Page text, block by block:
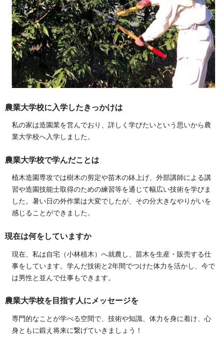
農業大学校に入学したきっかけは
私の家は造園業を営んでおり、詳しく学びたいという思いから農
業大学校へ入学しました。
農業大学校で学んだことは
植木造園専攻では樹木の剪定や苗木の鉢上げ、外部講師による講
習や造園技能士取得のための練習等を通じて幅広い技術を学びま
した。暑い日の外作業は大変でしたが、その分大きなやりがいを
感じることができました。
現在は何をしていますか
現在、私は自宅（小林植木）へ就農し、苗木を生産・販売する仕
事をしています。学んだ技術と2年間でつけた体力を活かし、今で
は男性と並んで仕事もできます。
農業大学校を目指す人にメッセージを
専門的なことが学べる空間で、技術や知識、体力を身に着け、心
身ともに鍛え将来に繋げていきましょう！